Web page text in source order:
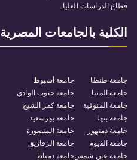
قطاع الدراسات العليا
الكلية بالجامعات المصرية
جامعة طنطا
جامعة المنيا
جامعة المنوفية
جامعة بنها
جامعة دمنهور
جامعة الفيوم
جامعة عين شمس
جامعة أسيوط
جامعة جنوب الوادي
جامعة كفر الشيخ
جامعة بورسعيد
جامعة المنصورة
جامعة الزقازيق
جامعة دمياط